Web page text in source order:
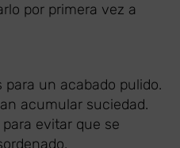
por primera vez a
para un acabado pulido.
acumular suciedad.
evitar que se